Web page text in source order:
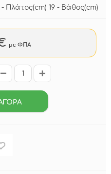
Πλάτος(cm) 19 - Βάθος(cm)
με ΦΠΑ